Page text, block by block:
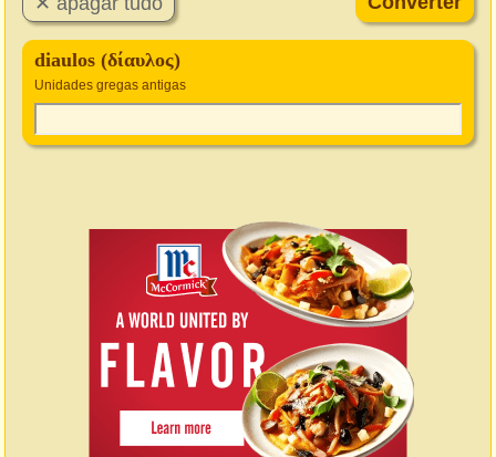
diaulos (δίαυλος)
Unidades gregas antigas